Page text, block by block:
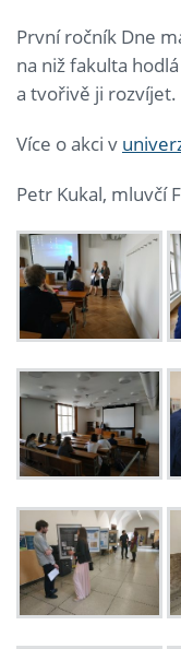
První ročník Dne
na niž fakulta
a tvořivě ji rozvíjet.
Více o akci v
Petr Kukal, mluvčí